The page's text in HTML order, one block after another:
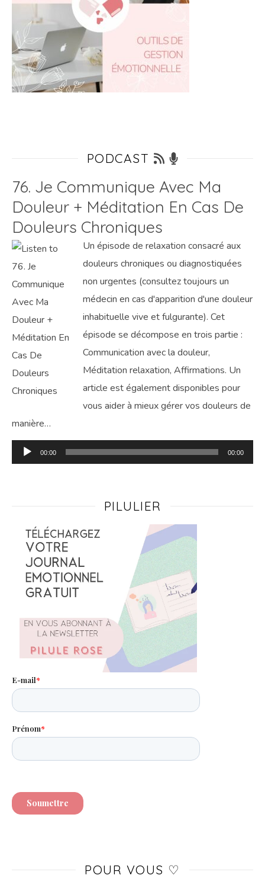
PODCAST
76. Je Communique Avec Ma
Douleur + Méditation En Cas De
Douleurs Chroniques
Un épisode de relaxation consacré aux
douleurs chroniques ou diagnostiquées
non urgentes (consultez toujours un
médecin en cas d'apparition d'une douleur
inhabituelle vive et fulgurante). Cet
épisode se décompose en trois partie :
Communication avec la douleur,
Méditation relaxation, Affirmations. Un
article est également disponibles pour
vous aider à mieux gérer vos douleurs de
manière…
Lecteur
audio
00:00 00:00
PILULIER
POUR VOUS ♡